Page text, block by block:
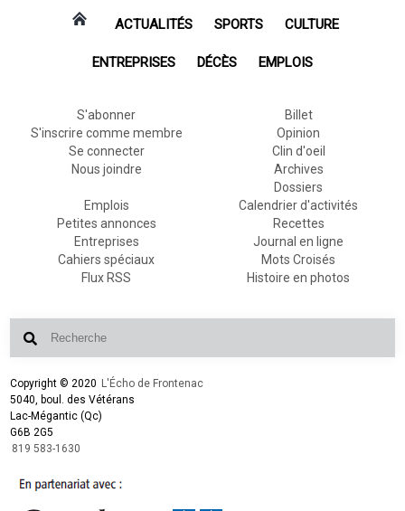
ACTUALITÉS SPORTS CULTURE
ENTREPRISES DÉCÈS EMPLOIS
S'abonner
S'inscrire comme membre
Se connecter
Nous joindre
Billet
Opinion
Clin d'oeil
Archives
Dossiers
Emplois
Petites annonces
Entreprises
Cahiers spéciaux
Flux RSS
Calendrier d'activités
Recettes
Journal en ligne
Mots Croisés
Histoire en photos
Copyright © 2020 L'Écho de Frontenac
5040, boul. des Vétérans
Lac-Mégantic (Qc)
G6B 2G5
819 583-1630